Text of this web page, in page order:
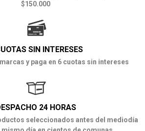
$150.000
SIN INTERESES
y paga en 6 cuotas sin intereses
24 HORAS
seleccionados antes del mediodía